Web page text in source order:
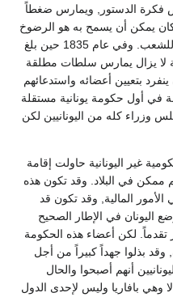
فكرة الدستور, ويمارس ضغطاً
يمكن أن يسمح به هو الرضوخ
لميثاق "وطني" يتضمن حقوقاً محددة للشعب. وفي عام 1835 حين بلغ
لا يزال يمارس سلطات مطلقة
بتعيين أعضائه واستدعائهم
أول حكومة يونانية مستقلة
وزراء كله من اليونانيين لكن
غير اليونانية حاولت إقامة
ممكن في البلاد. وقد تكون هذه
المالية, وقد تكون قد
اليونان في الإطار الصحيح
تقدماً. لكن أعضاء هذه الحكومة
وقد بذلوا جهداً كبيراً من أجل
أنهم أصبحوا والحال
وهي بافاريا وليس لإحدى الدول